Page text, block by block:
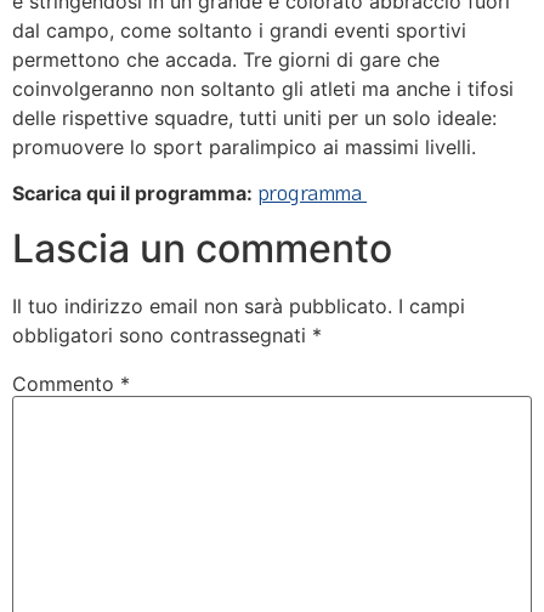
dal campo, come soltanto i grandi eventi sportivi
permettono che accada. Tre giorni di gare che
coinvolgeranno non soltanto gli atleti ma anche i tifosi
delle rispettive squadre, tutti uniti per un solo ideale:
promuovere lo sport paralimpico ai massimi livelli.
Scarica qui il programma: programma
Lascia un commento
Il tuo indirizzo email non sarà pubblicato. I campi
obbligatori sono contrassegnati *
Commento *